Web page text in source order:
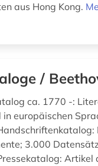
aus Hong Kong.
/
ca. 1770 -:
europäischen
3.000
Artikel